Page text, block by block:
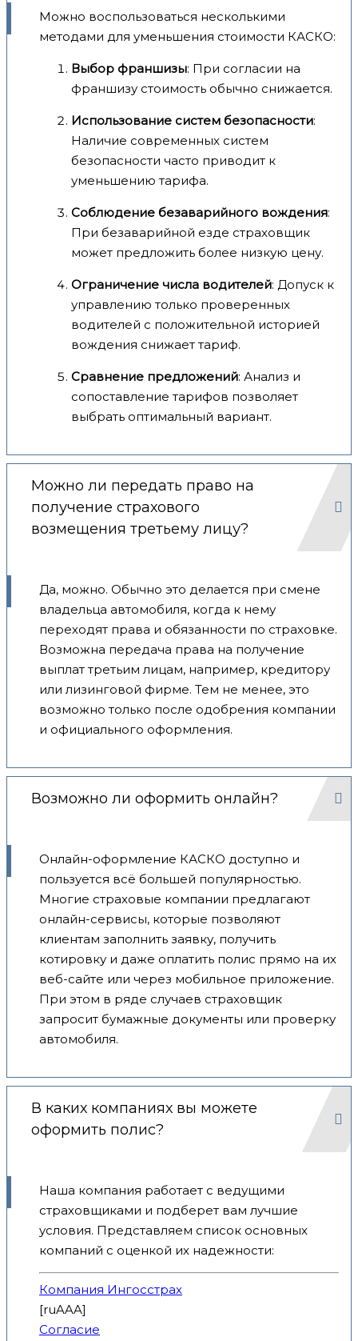
Можно воспользоваться несколькими
методами для уменьшения стоимости КАСКО:
Выбор франшизы: При согласии на
франшизу стоимость обычно снижается.
Использование систем безопасности:
Наличие современных систем
безопасности часто приводит к
уменьшению тарифа.
Соблюдение безаварийного вождения:
При безаварийной езде страховщик
может предложить более низкую цену.
Ограничение числа водителей: Допуск к
управлению только проверенных
водителей с положительной историей
вождения снижает тариф.
Сравнение предложений: Анализ и
сопоставление тарифов позволяет
выбрать оптимальный вариант.
Можно ли передать право на
получение страхового
возмещения третьему лицу?
Да, можно. Обычно это делается при смене
владельца автомобиля, когда к нему
переходят права и обязанности по страховке.
Возможна передача права на получение
выплат третьим лицам, например, кредитору
или лизинговой фирме. Тем не менее, это
возможно только после одобрения компании
и официального оформления.
Возможно ли оформить онлайн?
Онлайн-оформление КАСКО доступно и
пользуется всё большей популярностью.
Многие страховые компании предлагают
онлайн-сервисы, которые позволяют
клиентам заполнить заявку, получить
котировку и даже оплатить полис прямо на их
веб-сайте или через мобильное приложение.
При этом в ряде случаев страховщик
запросит бумажные документы или проверку
автомобиля.
В каких компаниях вы можете
оформить полис?
Наша компания работает с ведущими
страховщиками и подберет вам лучшие
условия. Представляем список основных
компаний с оценкой их надежности:
Компания Ингосстрах
[ruAAA]
Согласие